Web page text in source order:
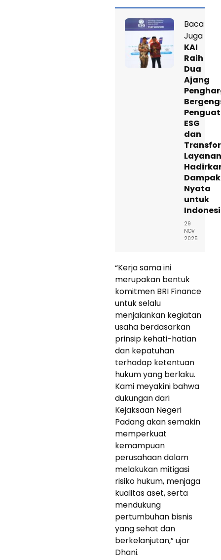
Baca
Juga
KAI
Raih
Dua
Ajang
ESG
dan
Layanan
Dampak
Nyata
untuk
29
NOV
2025
“Kerja sama ini
merupakan bentuk
komitmen BRI Finance
untuk selalu
menjalankan kegiatan
usaha berdasarkan
prinsip kehati-hatian
dan kepatuhan
terhadap ketentuan
hukum yang berlaku.
Kami meyakini bahwa
dukungan dari
Kejaksaan Negeri
Padang akan semakin
memperkuat
kemampuan
perusahaan dalam
melakukan mitigasi
risiko hukum, menjaga
kualitas aset, serta
mendukung
pertumbuhan bisnis
yang sehat dan
berkelanjutan,” ujar
Dhani.